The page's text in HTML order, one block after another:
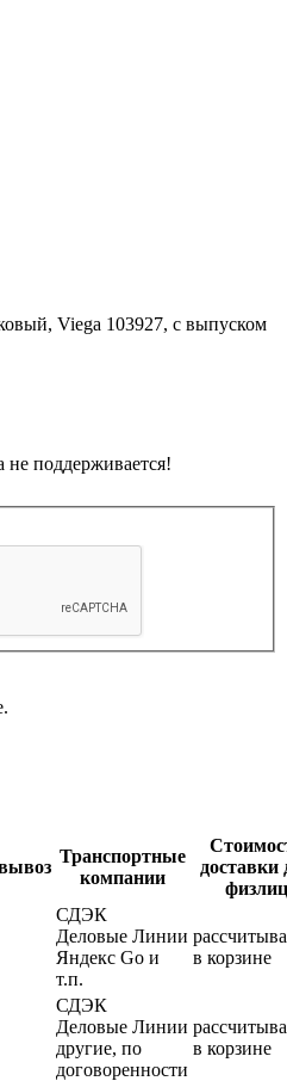
Viega 103927, с выпуском
не поддерживается!
Транспортные
компании
доставки
физлиц
СДЭК
Деловые Линии
Яндекс Go и
т.п.
в корзине
СДЭК
Деловые Линии
другие, по
договоренности
в корзине